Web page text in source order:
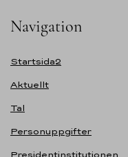
Navigation
Startsida2
Aktuellt
Tal
Personuppgifter
Presidentinstitutionen